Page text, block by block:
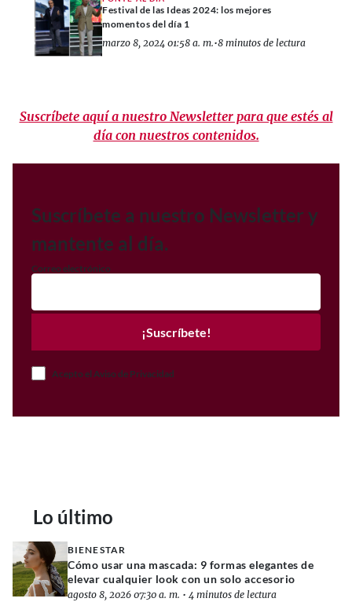
Festival de las Ideas 2024: los mejores
momentos del día 1
marzo 8, 2024 01:58 a. m.•8 minutos de lectura
Suscríbete aquí a nuestro Newsletter para que estés al
día con nuestros contenidos.
Suscríbete a nuestro Newsletter y
mantente al día.
Correo electrónico
¡Suscríbete!
Acepto el Aviso de Privacidad
Lo último
BIENESTAR
Cómo usar una mascada: 9 formas elegantes de
elevar cualquier look con un solo accesorio
agosto 8, 2026 07:30 a. m. • 4 minutos de lectura